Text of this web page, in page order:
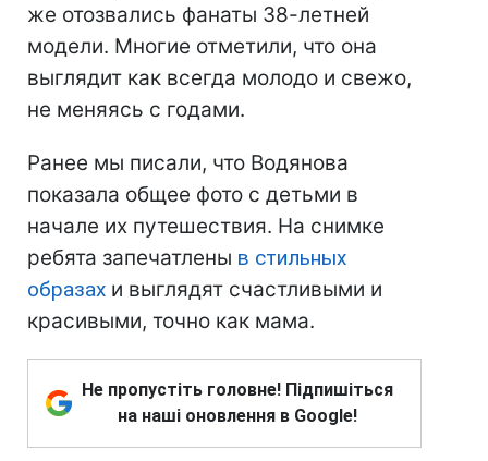
же отозвались фанаты 38-летней
модели. Многие отметили, что она
выглядит как всегда молодо и свежо,
не меняясь с годами.
Ранее мы писали, что Водянова
показала общее фото с детьми в
начале их путешествия. На снимке
ребята запечатлены в стильных
образах и выглядят счастливыми и
красивыми, точно как мама.
Не пропустіть головне! Підпишіться
на наші оновлення в Google!